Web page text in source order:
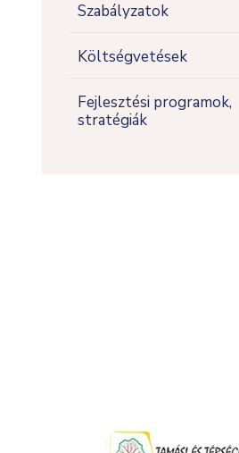
Szabályzatok
Költségvetések
Fejlesztési programok,
stratégiák